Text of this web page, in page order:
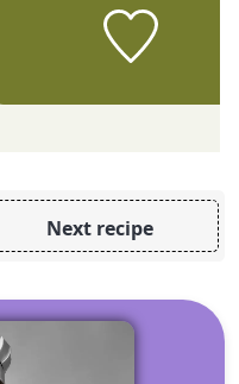
Next recipe